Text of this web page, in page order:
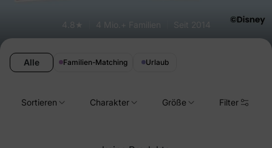
4.8★ 4 Mio.+ Familien Seit 2014
Alle Familien-Matching Urlaub
Sortieren Charakter Größe Filter